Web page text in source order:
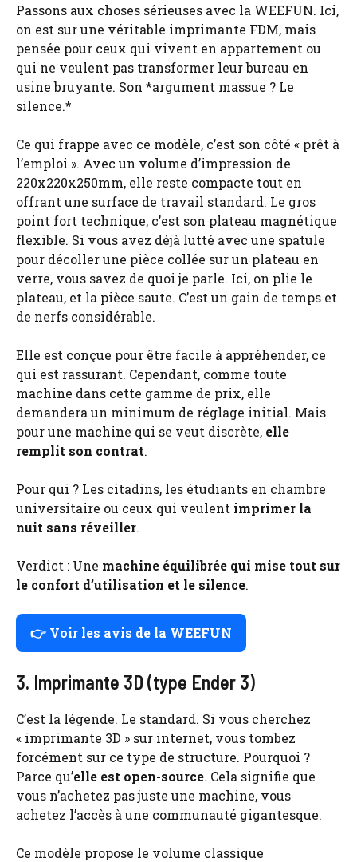
Passons aux choses sérieuses avec la WEEFUN. Ici,
on est sur une véritable imprimante FDM, mais
pensée pour ceux qui vivent en appartement ou
qui ne veulent pas transformer leur bureau en
usine bruyante. Son *argument massue ? Le
silence.*
Ce qui frappe avec ce modèle, c’est son côté « prêt à
l’emploi ». Avec un volume d’impression de
220x220x250mm, elle reste compacte tout en
offrant une surface de travail standard. Le gros
point fort technique, c’est son plateau magnétique
flexible. Si vous avez déjà lutté avec une spatule
pour décoller une pièce collée sur un plateau en
verre, vous savez de quoi je parle. Ici, on plie le
plateau, et la pièce saute. C’est un gain de temps et
de nerfs considérable.
Elle est conçue pour être facile à appréhender, ce
qui est rassurant. Cependant, comme toute
machine dans cette gamme de prix, elle
demandera un minimum de réglage initial. Mais
pour une machine qui se veut discrète, elle
remplit son contrat.
Pour qui ? Les citadins, les étudiants en chambre
universitaire ou ceux qui veulent imprimer la
nuit sans réveiller.
Verdict : Une machine équilibrée qui mise tout sur
le confort d’utilisation et le silence.
👉 Voir les avis de la WEEFUN
3. Imprimante 3D (type Ender 3)
C’est la légende. Le standard. Si vous cherchez
« imprimante 3D » sur internet, vous tombez
forcément sur ce type de structure. Pourquoi ?
Parce qu’elle est open-source. Cela signifie que
vous n’achetez pas juste une machine, vous
achetez l’accès à une communauté gigantesque.
Ce modèle propose le volume classique